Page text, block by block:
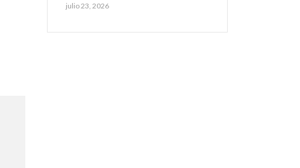
julio 23, 2026